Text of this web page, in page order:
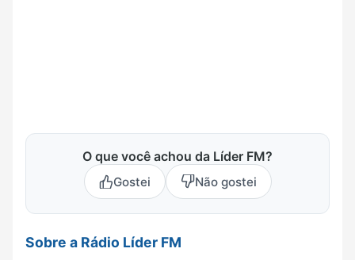
O que você achou da Líder FM?
Gostei Não gostei
Sobre a Rádio Líder FM